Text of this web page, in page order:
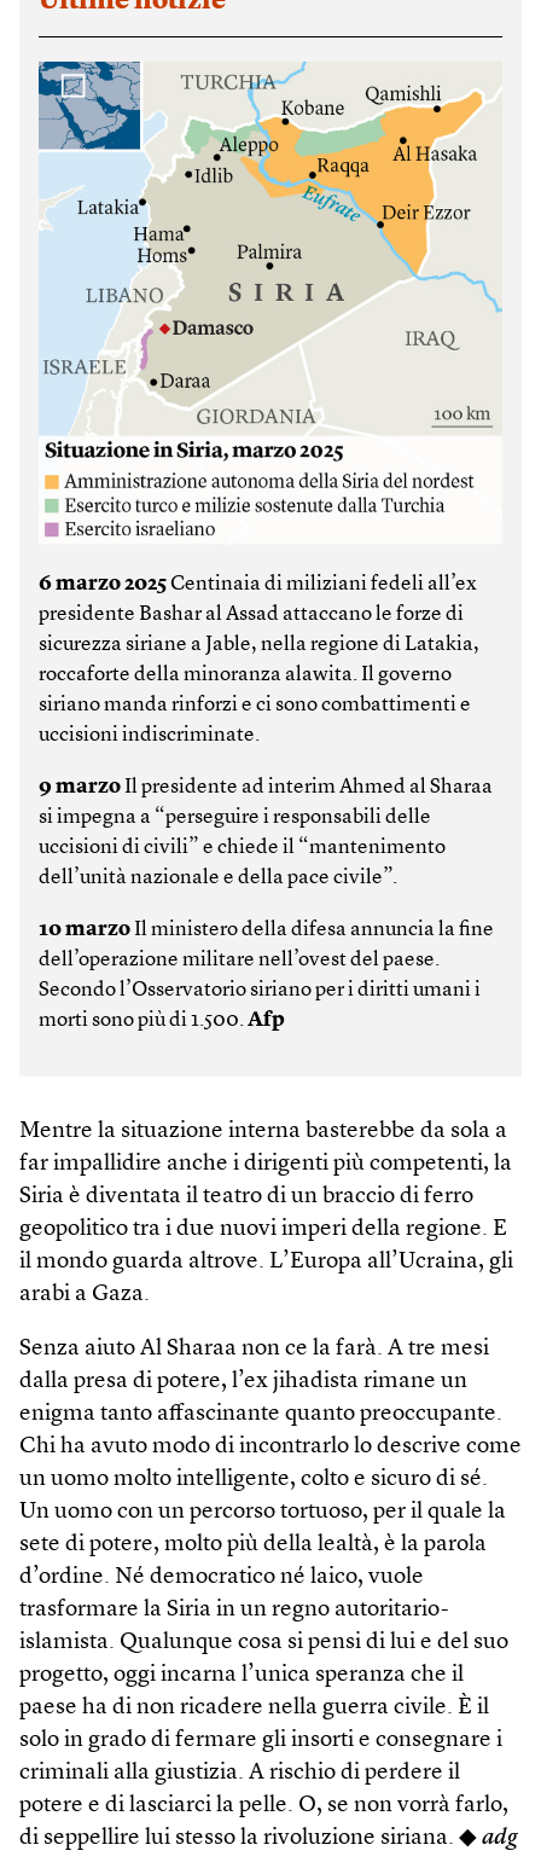
6 marzo 2025Centinaia di miliziani fedeli all’ex
presidente Bashar al Assad attaccano le forze di
sicurezza siriane a Jable, nella regione di Latakia,
roccaforte della minoranza alawita. Il governo
siriano manda rinforzi e ci sono combattimenti e
uccisioni indiscriminate.
9 marzoIl presidente ad interim Ahmed al Sharaa
si impegna a “perseguire i responsabili delle
uccisioni di civili” e chiede il “mantenimento
dell’unità nazionale e della pace civile”.
10 marzoIl ministero della difesa annuncia la fine
dell’operazione militare nell’ovest del paese.
Secondo l’Osservatorio siriano per i diritti umani i
morti sono più di 1.500.Afp
Mentre la situazione interna basterebbe da sola a
far impallidire anche i dirigenti più competenti, la
Siria è diventata il teatro di un braccio di ferro
geopolitico tra i due nuovi imperi della regione. E
il mondo guarda altrove. L’Europa all’Ucraina, gli
arabi a Gaza.
Senza aiuto Al Sharaa non ce la farà. A tre mesi
dalla presa di potere, l’ex jihadista rimane un
enigma tanto affascinante quanto preoccupante.
Chi ha avuto modo di incontrarlo lo descrive come
un uomo molto intelligente, colto e sicuro di sé.
Un uomo con un percorso tortuoso, per il quale la
sete di potere, molto più della lealtà, è la parola
d’ordine. Né democratico né laico, vuole
trasformare la Siria in un regno autoritario-
islamista. Qualunque cosa si pensi di lui e del suo
progetto, oggi incarna l’unica speranza che il
paese ha di non ricadere nella guerra civile. È il
solo in grado di fermare gli insorti e consegnare i
criminali alla giustizia. A rischio di perdere il
potere e di lasciarci la pelle. O, se non vorrà farlo,
di seppellire lui stesso la rivoluzione siriana. ◆ adg